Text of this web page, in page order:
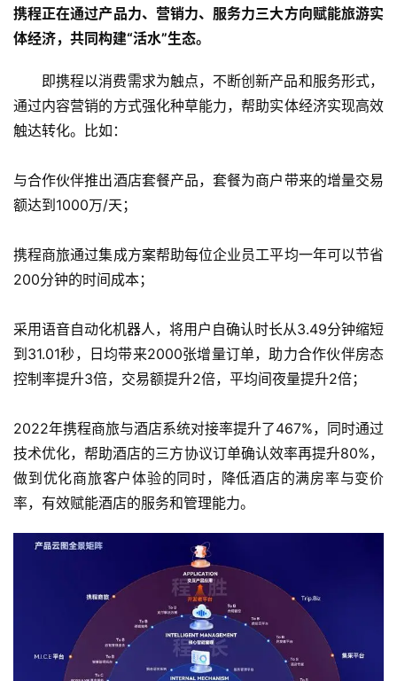
首
页
新
商
5
人
工
智
A
I
科
携程正在通过产品力、营销力、服务力三大方向赋能旅游实
体经济，共同构建“活水”生态。
即携程以消费需求为触点，不断创新产品和服务形式，
通过内容营销的方式强化种草能力，帮助实体经济实现高效
触达转化。比如：
与合作伙伴推出酒店套餐产品，套餐为商户带来的增量交易
额达到1000万/天；
携程商旅通过集成方案帮助每位企业员工平均一年可以节省
200分钟的时间成本；
采用语音自动化机器人，将用户自确认时长从3.49分钟缩短
到31.01秒，日均带来2000张增量订单，助力合作伙伴房态
控制率提升3倍，交易额提升2倍，平均间夜量提升2倍；
2022年携程商旅与酒店系统对接率提升了467%，同时通过
技术优化，帮助酒店的三方协议订单确认效率再提升80%，
做到优化商旅客户体验的同时，降低酒店的满房率与变价
率，有效赋能酒店的服务和管理能力。